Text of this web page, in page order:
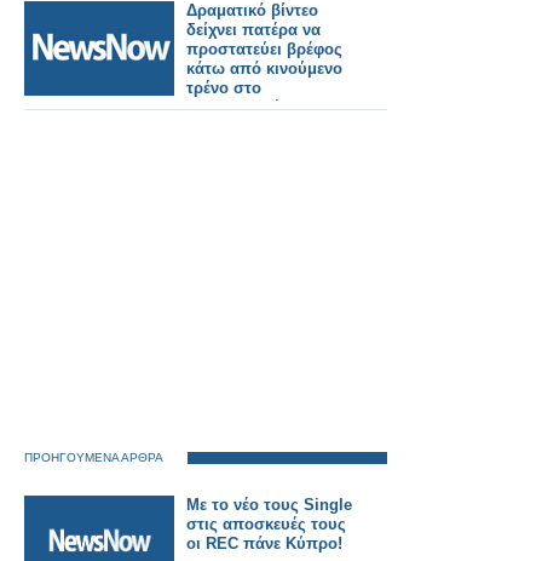
Δραματικό βίντεο
δείχνει πατέρα να
προστατεύει βρέφος
κάτω από κινούμενο
τρένο στο
Μπαγκλαντές!
ΠΡΟΗΓΟΥΜΕΝΑ ΑΡΘΡΑ
Με το νέο τους Single
στις αποσκευές τους
οι REC πάνε Κύπρο!